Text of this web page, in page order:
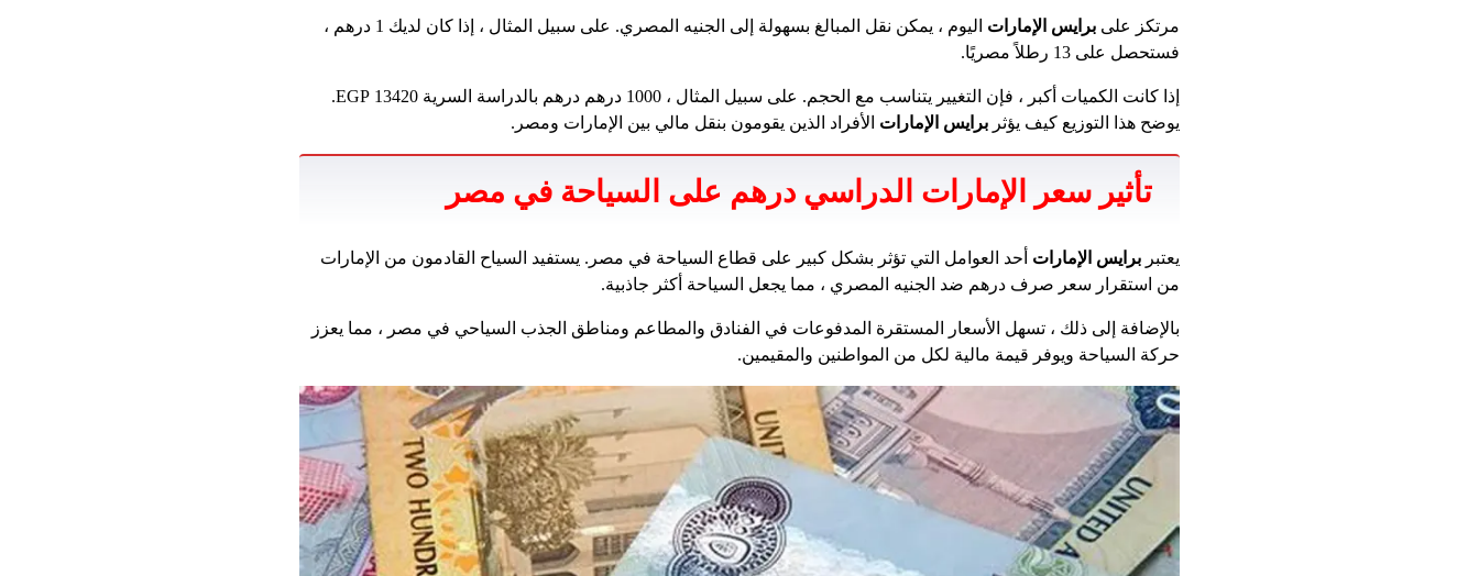
مرتكز على برايس الإمارات
اليوم ، يمكن نقل المبالغ بسهولة إلى الجنيه المصري. على سبيل المثال ، إذا كان لديك 1 درهم ،
فستحصل على 13 رطلاً مصريًا.
إذا كانت الكميات أكبر ، فإن التغيير يتناسب مع الحجم. على سبيل المثال ، 1000 درهم درهم بالدراسة السرية 13420 EGP.
يوضح هذا التوزيع كيف يؤثر برايس الإمارات الأفراد الذين يقومون بنقل مالي بين الإمارات ومصر.
تأثير سعر الإمارات الدراسي درهم على السياحة في مصر
يعتبر برايس الإمارات أحد العوامل التي تؤثر بشكل كبير على قطاع السياحة في مصر. يستفيد السياح القادمون من الإمارات
من استقرار سعر صرف درهم ضد الجنيه المصري ، مما يجعل السياحة أكثر جاذبية.
بالإضافة إلى ذلك ، تسهل الأسعار المستقرة المدفوعات في الفنادق والمطاعم ومناطق الجذب السياحي في مصر ، مما يعزز
حركة السياحة ويوفر قيمة مالية لكل من المواطنين والمقيمين.